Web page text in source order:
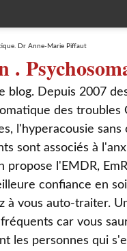
.
blog. Depuis 2007
des troubles
l'hyperacousie
sont associés à
propose l'EMDR,
confiance en
à vous auto-traiter.
car vous
les personnes qui